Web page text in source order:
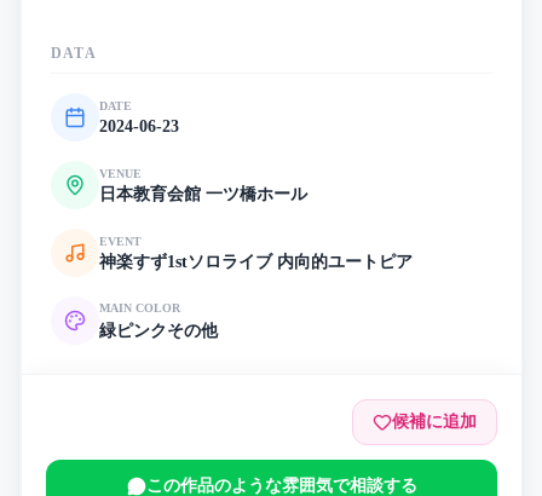
DATA
DATE
2024-06-23
VENUE
日本教育会館 一ツ橋ホール
EVENT
神楽すず1stソロライブ 内向的ユートピア
MAIN COLOR
緑ピンク その他
候補に追加
この作品のような雰囲気で相談する